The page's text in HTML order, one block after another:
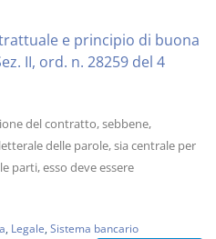
e principio di buona
II, ord. n. 28259 del 4
del contratto, sebbene,
delle parole, sia centrale per
parti, esso deve essere
Legale Sistema bancario